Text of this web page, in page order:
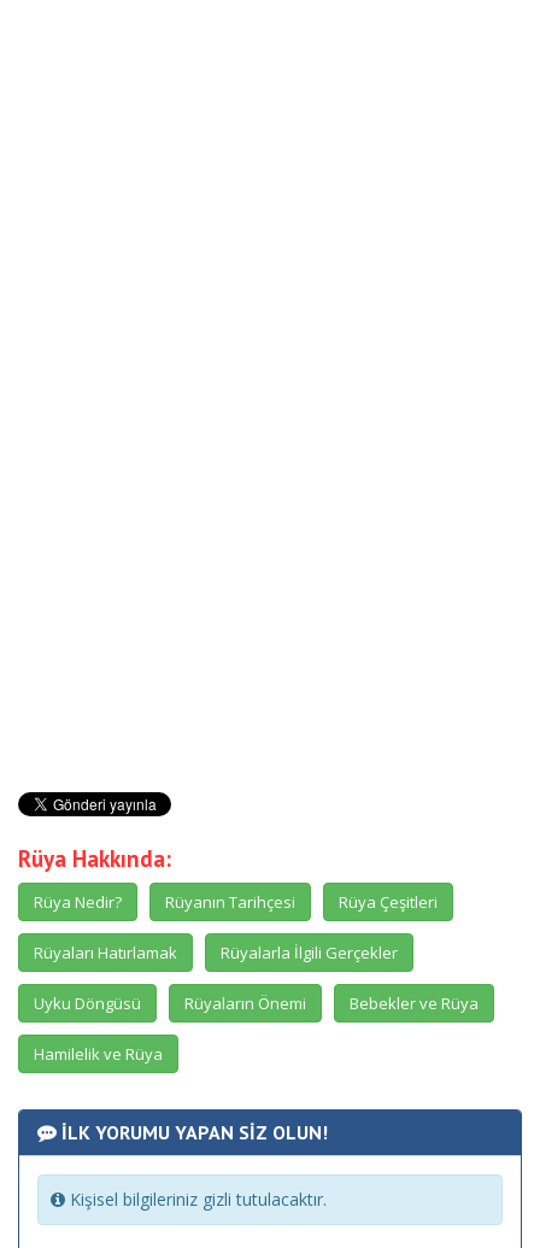
Rüya Hakkında:
Rüya Nedir? Rüyanın Tarihçesi Rüya Çeşitleri
Rüyaları Hatırlamak Rüyalarla İlgili Gerçekler
Uyku Döngüsü Rüyaların Önemi Bebekler ve Rüya
Hamilelik ve Rüya
İLK YORUMU YAPAN SİZ OLUN!
Kişisel bilgileriniz gizli tutulacaktır.